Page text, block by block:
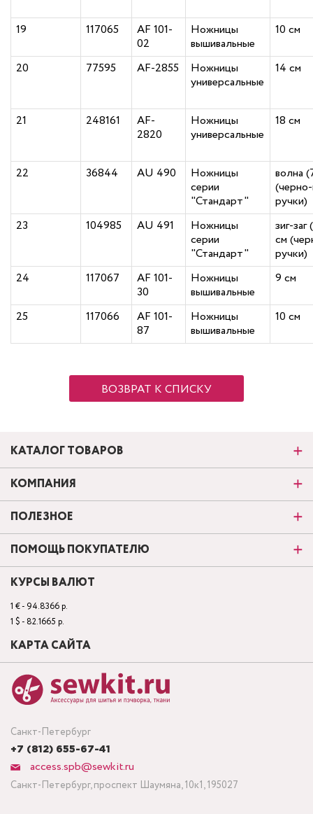
19 117065
AF 101-
02
Ножницы
вышивальные
10 см
20 77595 AF-2855
Ножницы
универсальные
14 см
21 248161
AF-
2820
Ножницы
универсальные
18 см
22 36844 AU 490
Ножницы
серии
"Стандарт"
волна
ручки)
23
104985 AU 491
Ножницы
серии
"Стандарт"
зиг-
см
ручки)
24
117067
AF 101-
30
Ножницы
вышивальные
9 см
25 117066
AF 101-
87
Ножницы
вышивальные
10 см
ВОЗВРАТ К СПИСКУ
Санкт-Петербург
+7 (812) 655-67-41
access.spb@sewkit.ru
Санкт-Петербург, проспект Шаумяна, 10к1, 195027
КАТАЛОГ ТОВАРОВ
КОМПАНИЯ
ПОЛЕЗНОЕ
ПОМОЩЬ ПОКУПАТЕЛЮ
КУРСЫ ВАЛЮТ
1 € - 94.8366 р.
1 $ - 82.1665 р.
КАРТА САЙТА